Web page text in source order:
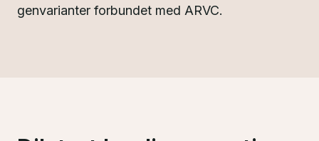
genvarianter forbundet med ARVC.